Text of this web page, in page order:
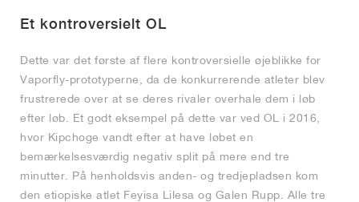
Et kontroversielt OL
Dette var det første af flere kontroversielle øjeblikke for
Vaporfly-prototyperne, da de konkurrerende atleter blev
frustrerede over at se deres rivaler overhale dem i løb
efter løb. Et godt eksempel på dette var ved OL i 2016,
hvor Kipchoge vandt efter at have løbet en
bemærkelsesværdig negativ split på mere end tre
minutter. På henholdsvis anden- og tredjepladsen kom
den etiopiske atlet Feyisa Lilesa og Galen Rupp. Alle tre